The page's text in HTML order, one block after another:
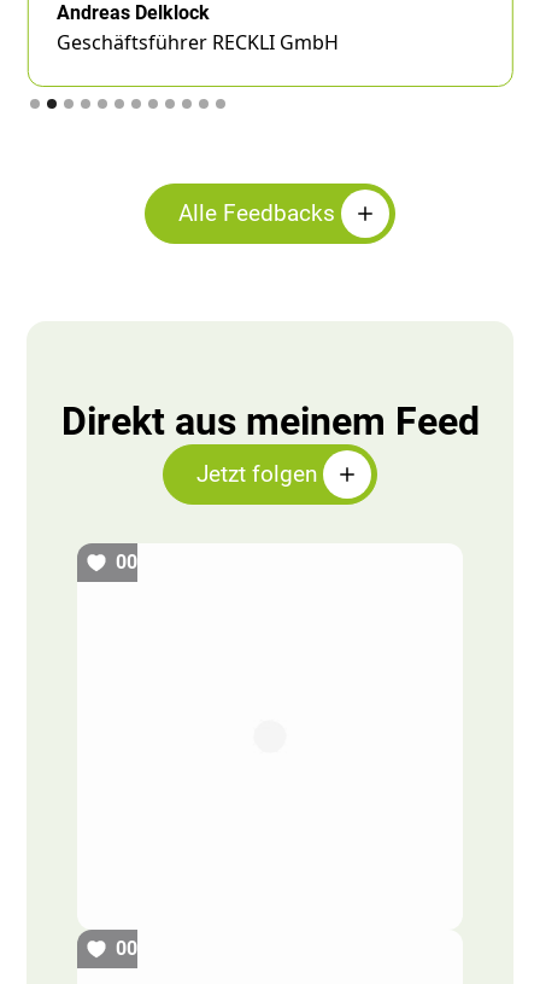
Andreas Delklock
Geschäftsführer RECKLI GmbH
Slide 2 of 12.
Alle Feedbacks
Direkt aus meinem Feed
Jetzt folgen
00
00